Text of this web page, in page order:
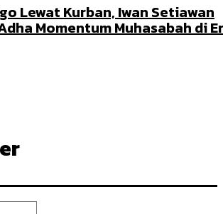
Lewat Kurban, Iwan Setiawan
Momentum Muhasabah di